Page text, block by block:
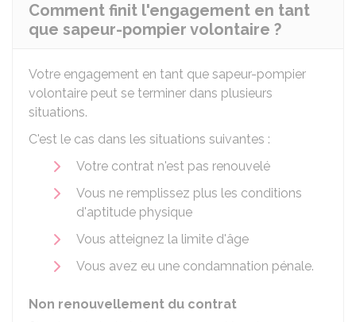
Comment finit l'engagement en tant
que sapeur-pompier volontaire ?
Votre engagement en tant que sapeur-pompier
volontaire peut se terminer dans plusieurs
situations.
C'est le cas dans les situations suivantes :
Votre contrat n'est pas renouvelé
Vous ne remplissez plus les conditions
d'aptitude physique
Vous atteignez la limite d'âge
Vous avez eu une condamnation pénale.
Non renouvellement du contrat